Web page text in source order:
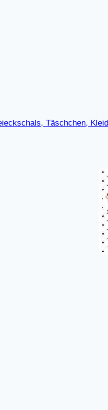
Täschchen, Kleid